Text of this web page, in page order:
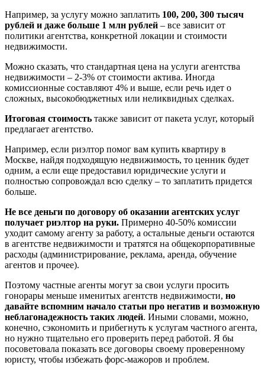
Например, за услугу можно заплатить 100, 200, 300 тысяч
рублей и даже больше 1 млн рублей – все зависит от
политики агентства, конкретной локации и стоимости
недвижимости.
Можно сказать, что стандартная цена на услуги агентства
недвижимости – 2-3% от стоимости актива. Иногда
комиссионные составляют 4% и выше, если речь идет о
сложных, высокобюджетных или неликвидных сделках.
Итоговая стоимость также зависит от пакета услуг, который
предлагает агентство.
Например, если риэлтор помог вам купить квартиру в
Москве, найдя подходящую недвижимость, то ценник будет
одним, а если еще предоставил юридические услуги и
полностью сопровождал всю сделку – то заплатить придется
больше.
Не все деньги по договору об оказании агентских услуг
получает риэлтор на руки. Примерно 40-50% комиссии
уходит самому агенту за работу, а остальные деньги остаются
в агентстве недвижимости и тратятся на общекорпоративные
расходы (администрирование, реклама, аренда, обучение
агентов и прочее).
Поэтому частные агенты могут за свои услуги просить
гонорары меньше именитых агентств недвижимости, но
давайте вспомним начало статьи про негатив и возможную
неблагонадежность таких людей. Иными словами, можно,
конечно, сэкономить и прибегнуть к услугам частного агента,
но нужно тщательно его проверить перед работой. Я бы
посоветовала показать все договоры своему проверенному
юристу, чтобы избежать форс-мажоров и проблем.